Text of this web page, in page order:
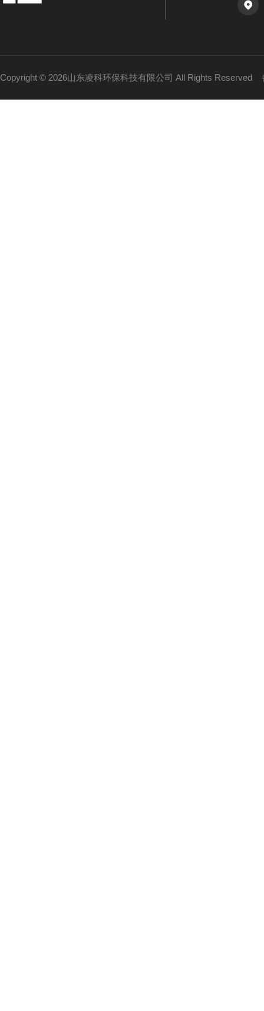
Copyright © 2026山东凌科环保科技有限公司 All Rights Reserved